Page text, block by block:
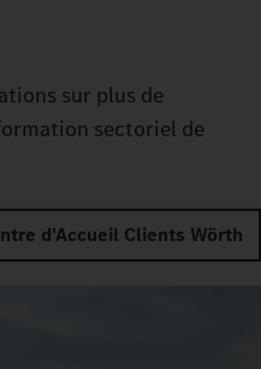
sur plus de
sectoriel de
d'Accueil Clients Wörth